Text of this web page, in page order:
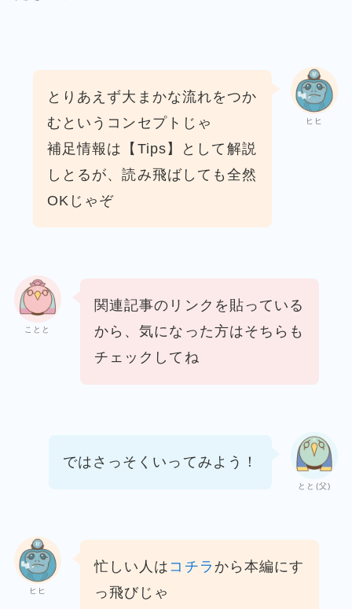
ヒヒ
とりあえず大まかな流れをつか
むというコンセプトじゃ
補足情報は【Tips】として解説
しとるが、読み飛ばしても全然
OKじゃぞ
ことと
関連記事のリンクを貼っている
から、気になった方はそちらも
チェックしてね
とと(父)
ではさっそくいってみよう！
ヒヒ
忙しい人は コチラ から本編にす
っ飛びじゃ